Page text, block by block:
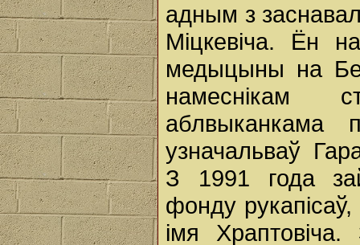
адным з
Міцкевіча. Ён
медыцыны на
намеснікам
аблвыканкама
узначальваў
З 1991 года
фонду рукапісаў,
імя